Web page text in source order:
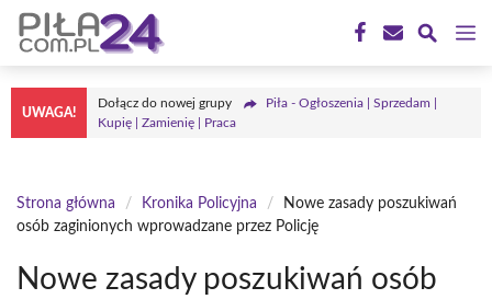
Przejdź
treści
UWAGA!
Dołącz do nowej grupy
Piła - Ogłoszenia | Sprzedam |
Kupię | Zamienię | Praca
Strona główna / Kronika Policyjna /
Nowe zasady poszukiwań
osób zaginionych wprowadzane przez Policję
Nowe zasady poszukiwań osób